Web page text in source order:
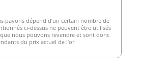
payons dépend d’un certain nombre de
ci-dessus ne peuvent être utilisés
nous pouvons revendre et sont donc
du prix actuel de l’or